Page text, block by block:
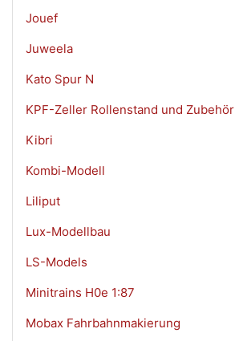
Jouef
Juweela
Kato Spur N
KPF-Zeller Rollenstand und Zubehör
Kibri
Kombi-Modell
Liliput
Lux-Modellbau
LS-Models
Minitrains H0e 1:87
Mobax Fahrbahnmakierung